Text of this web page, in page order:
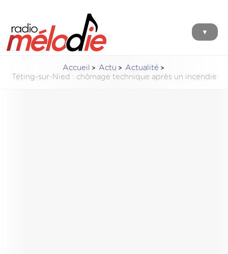
▼
Accueil Actu
Actualité
Téting-sur-Nied : chômage technique après un incendie